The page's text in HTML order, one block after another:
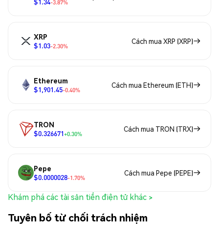
-3.87%
XRP
$1.03-2.30%
Cách mua XRP (XRP)
Ethereum
$1,901.45-0.40%
Cách mua Ethereum (ETH)
TRON
$0.326671+0.30%
Cách mua TRON (TRX)
Pepe
$0.0000028-1.70%
Cách mua Pepe (PEPE)
Khám phá các tài sản tiền điện tử khác >
Tuyên bố từ chối trách nhiệm